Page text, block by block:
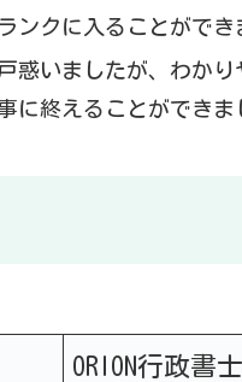
ンクに入ることができ
惑いましたが、わかり
に終えることができま
ORION行政書